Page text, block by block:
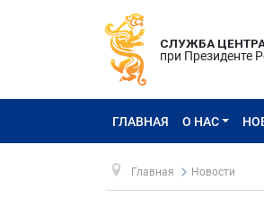
СЛУЖБА
при Президенте
ГЛАВНАЯ О НАС
Главная Новости